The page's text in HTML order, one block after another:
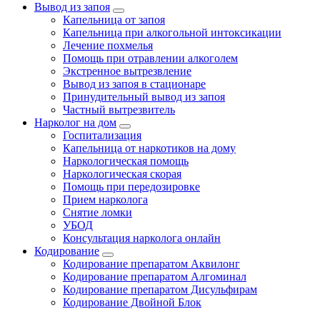
Вывод из запоя
Капельница от запоя
Капельница при алкогольной интоксикации
Лечение похмелья
Помощь при отравлении алкоголем
Экстренное вытрезвление
Вывод из запоя в стационаре
Принудительный вывод из запоя
Частный вытрезвитель
Нарколог на дом
Госпитализация
Капельница от наркотиков на дому
Наркологическая помощь
Наркологическая скорая
Помощь при передозировке
Прием нарколога
Снятие ломки
УБОД
Консультация нарколога онлайн
Кодирование
Кодирование препаратом Аквилонг
Кодирование препаратом Алгоминал
Кодирование препаратом Дисульфирам
Кодирование Двойной Блок